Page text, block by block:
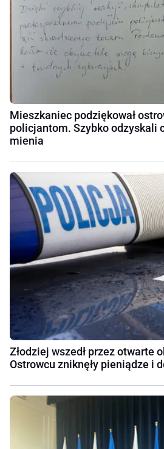
Mieszkaniec podziękował
policjantom. Szybko odzyskali
mienia
Złodziej wszedł przez otwarte
Ostrowcu zniknęły pieniądze i